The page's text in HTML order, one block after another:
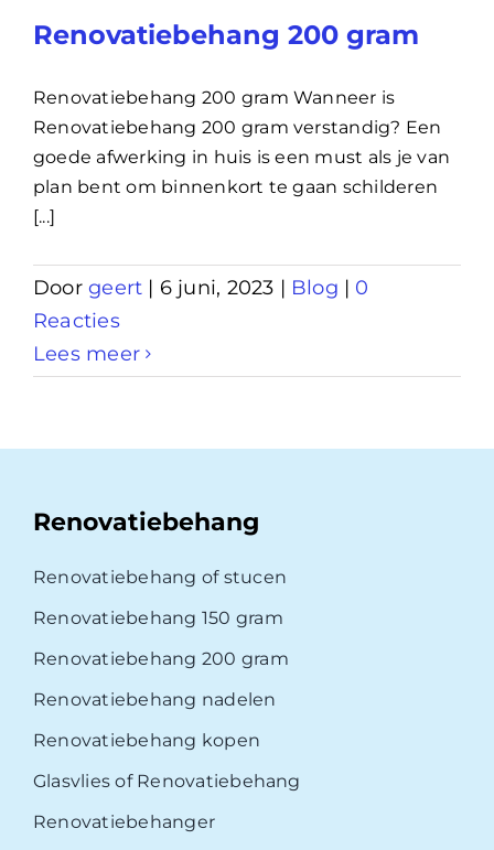
Renovatiebehang 200 gram
Renovatiebehang 200 gram Wanneer is
Renovatiebehang 200 gram verstandig? Een
goede afwerking in huis is een must als je van
plan bent om binnenkort te gaan schilderen
[...]
Doorgeert | 6 juni, 2023 | Blog | 0
Reacties
Lees meer
Renovatiebehang
Renovatiebehang of stucen
Renovatiebehang 150 gram
Renovatiebehang 200 gram
Renovatiebehang nadelen
Renovatiebehang kopen
Glasvlies of Renovatiebehang
Renovatiebehanger